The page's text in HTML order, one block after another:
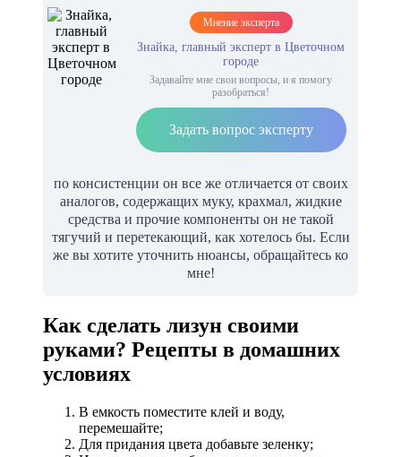
Мнение эксперта
Знайка, главный эксперт в Цветочном
городе
Задавайте мне свои вопросы, и я помогу
разобраться!
Задать вопрос эксперту
по консистенции он все же отличается от своих
аналогов, содержащих муку, крахмал, жидкие
средства и прочие компоненты он не такой
тягучий и перетекающий, как хотелось бы. Если
же вы хотите уточнить нюансы, обращайтесь ко
мне!
Как сделать лизун своими
руками? Рецепты в домашних
условиях
В емкость поместите клей и воду,
перемешайте;
Для придания цвета добавьте зеленку;